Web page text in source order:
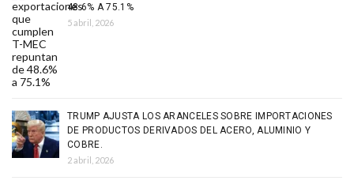
48.6% A 75.1%
5 abril, 2026
TRUMP AJUSTA LOS ARANCELES SOBRE IMPORTACIONES
DE PRODUCTOS DERIVADOS DEL ACERO, ALUMINIO Y
COBRE.
2 abril, 2026